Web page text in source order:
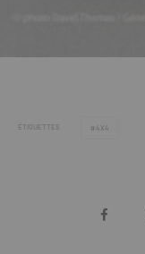
ÉTIQUETTES 4X4